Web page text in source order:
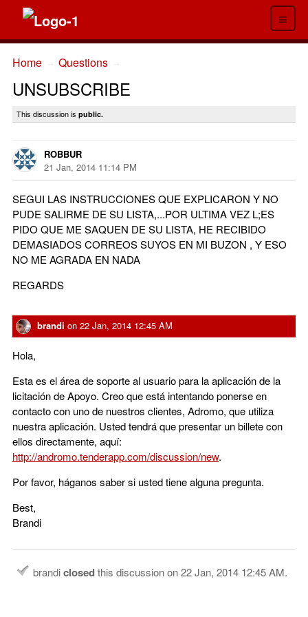
≡
Home Questions
UNSUBSCRIBE
This discussion is public.
ROBBUR
21 Jan, 2014 11:14 PM
SEGUI LAS INSTRUCCIONES QUE EXPLICARON Y NO
PUDE SALIRME DE SU LISTA,...POR ULTIMA VEZ L;ES
PIDO QUE ME SAQUEN DE SU LISTA, HE RECIBIDO
DEMASIADOS CORREOS SUYOS EN MI BUZON , Y ESO
NO ME AGRADA EN NADA
REGARDS
brandi on 22 Jan, 2014 12:45 AM
Hola,
Esta es el área de soporte al usuario para la aplicación de la
licitación de Apoyo. Creo que está intentando ponerse en
contacto con uno de nuestros clientes, Adromo, que utiliza
nuestra aplicación. Usted tendrá que presentar un billete con
ellos directamente, aquí:
http://andromo.tenderapp.com/discussion/new.
Por favor, háganos saber si usted tiene alguna pregunta.
Best,
Brandi
brandiclosedthis discussion on22 Jan, 2014 12:45 AM.